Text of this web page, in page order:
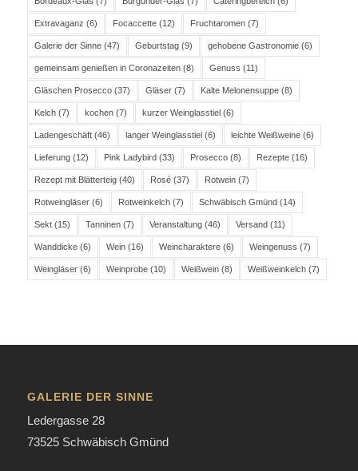
Extravaganz (6) Focaccette(12) Fruchtaromen(7)
Galerie der Sinne(47) Geburtstag(9) gehobene Gastronomie(6)
gemeinsam genießen in Coronazeiten(8) Genuss (11)
Gläschen Prosecco(37) Gläser(7) Kalte Melonensuppe(8)
Kelch(7) kochen(7) kurzer Weinglasstiel(6)
Ladengeschäft(46) langer Weinglasstiel(6) leichte Weißweine(6)
Lieferung(12) Pink Ladybird(33) Prosecco(8) Rezepte(16)
Rezept mit Blätterteig(40) Rosé(37) Rotwein(7)
Rotweingläser(6) Rotweinkelch(7) Schwäbisch Gmünd(14)
Sekt(15) Tanninen(7) Veranstaltung(46) Versand(11)
Wanddicke(6) Wein(16) Weincharaktere(6) Weingenuss (7)
Weingläser(6) Weinprobe(10) Weißwein(8) Weißweinkelch(7)
GALERIE DER SINNE
Ledergasse 28
73525 Schwäbisch Gmünd